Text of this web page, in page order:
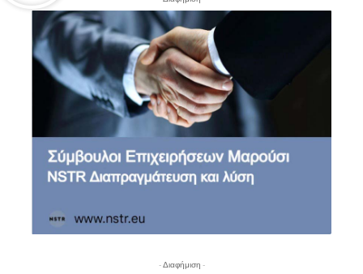
- Διαφήμιση -